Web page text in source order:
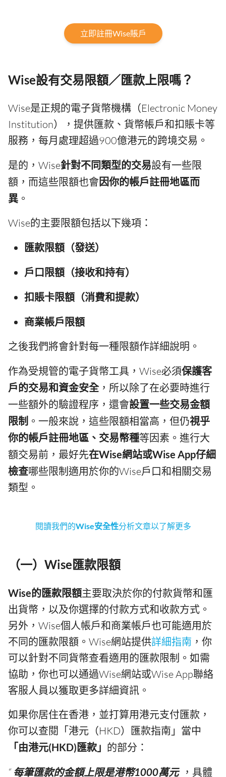
立即註冊Wise賬戶
Wise設有交易限額／匯款上限嗎？
Wise是正規的電子貨幣機構（Electronic Money
Institution），提供匯款、貨幣帳戶和扣賬卡等
服務，每月處理超過900億港元的跨境交易。
是的，Wise針對不同類型的交易設有一些限
額，而這些限額也會因你的帳戶註冊地區而
異 。
Wise的主要限額包括以下幾項：
匯款限額（發送）
戶口限額（接收和持有）
扣賬卡限額（消費和提款）
商業帳戶限額
之後我們將會針對每一種限額作詳細說明。
作為受規管的電子貨幣工具，Wise必須保護客
戶的交易和資金安全，所以除了在必要時進行
一些額外的驗證程序，還會設置一些交易金額
限制 。一般來說，這些限額相當高，但仍視乎
你的帳戶註冊地區、交易幣種等因素。進行大
額交易前，最好先在Wise網站或Wise App仔細
檢查哪些限制適用於你的Wise戶口和相關交易
類型。
閱讀我們的Wise安全性分析文章以了解更多
（一）Wise匯款限額
Wise的匯款限額主要取決於你的付款貨幣和匯
出貨幣，以及你選擇的付款方式和收款方式。
另外，Wise個人帳戶和商業帳戶也可能適用於
不同的匯款限額。Wise網站提供詳細指南 ，你
可以針對不同貨幣查看適用的匯款限制。如需
協助，你也可以通過Wise網站或Wise App聯絡
客服人員以獲取更多詳細資訊。
如果你居住在香港，並打算用港元支付匯款，
你可以查閱「港元（HKD）匯款指南」當中
「由港元(HKD)匯款」 的部分：
“ 每筆匯款的金額上限是港幣1000萬元_ ，具體